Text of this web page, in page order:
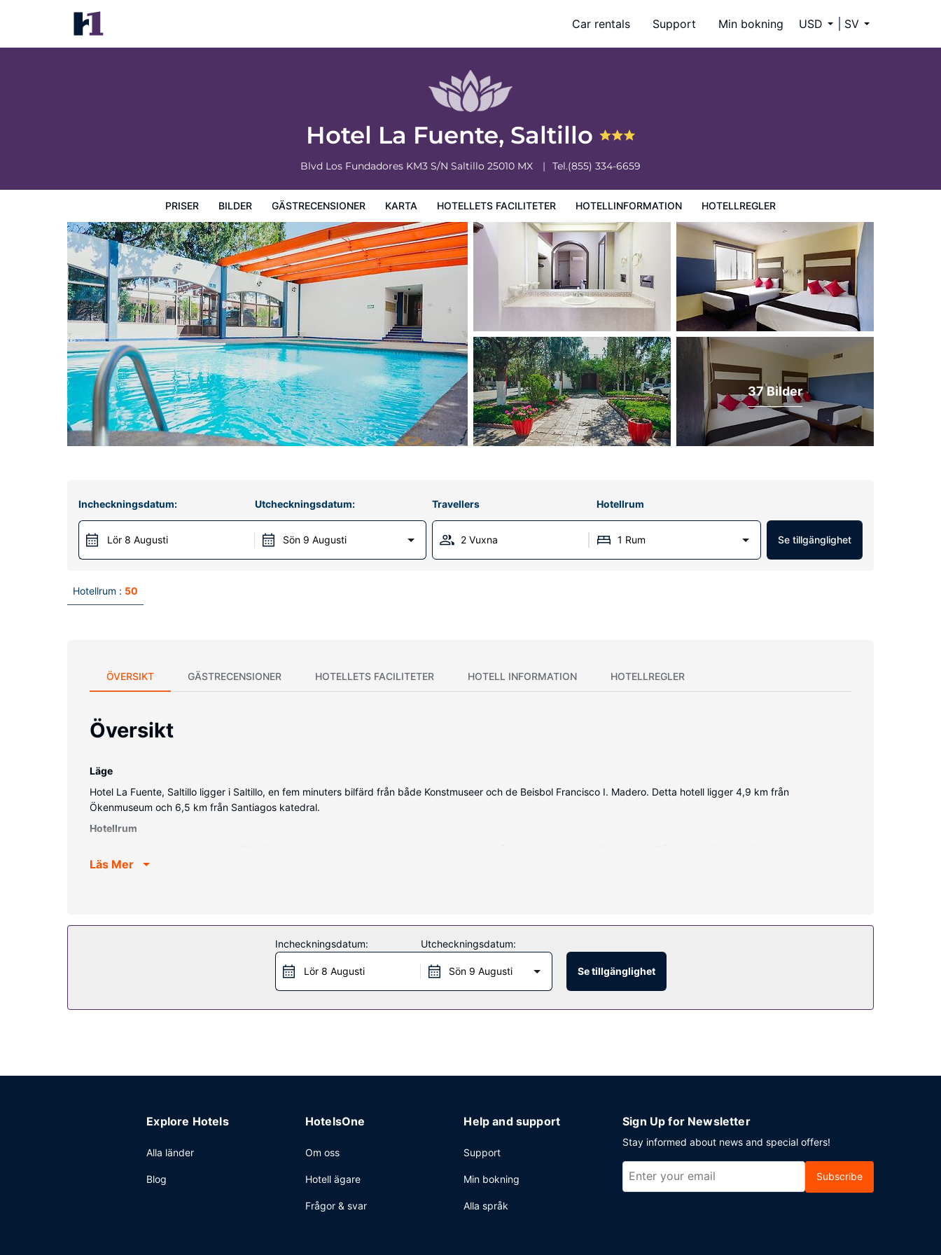
Car rentals Support Min bokning USD SV
Hotel La Fuente, Saltillo
Blvd Los Fundadores KM3 S/N Saltillo 25010 MX Tel.(855) 334-6659
PRISER BILDER GÄSTRECENSIONER KARTA HOTELLETS FACILITETER HOTELLINFORMATION HOTELLREGLER
Hotel La Fuente, Saltillo
Priser
37 Bilder
Incheckningsdatum:
Lör 8 Augusti
Utcheckningsdatum:
Sön 9 Augusti
Travellers Hotellrum
2 Vuxna 1 Rum Se tillgänglighet
Hotellrum : 50
ÖVERSIKT GÄSTRECENSIONER HOTELLETS FACILITETER HOTELL INFORMATION HOTELLREGLER
Översikt
Läge
Hotel La Fuente, Saltillo ligger i Saltillo, en fem minuters bilfärd från både Konstmuseer och de Beisbol Francisco I. Madero. Detta hotell ligger 4,9 km från
Ökenmuseum och 6,5 km från Santiagos katedral.
Hotellrum
lokalsamtal. Städning erbjuds dagligen.
Restaurang
Du kan äta på hotellets restaurang, eller ta det lugnt på rummet med deras rumsservice (under begränsade tider). Avsluta dagen med en drink på boendets bar. Här
erbjuds en gratis frukostbuffé dagligen mellan 07.00 och 10.00.
Läs Mer
Incheckningsdatum:
Lör 8 Augusti
Utcheckningsdatum:
Sön 9 Augusti Se tillgänglighet
Explore Hotels
Alla länder
Blog
HotelsOne
Om oss
Hotell ägare
Frågor & svar
Help and support
Support
Min bokning
Alla språk
Sign Up for Newsletter
Stay informed about news and special offers!
Subscribe